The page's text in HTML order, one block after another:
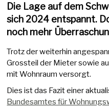
Die Lage auf dem
sich 2024 entspannt.
noch mehr
Trotz der weiterhin
Grossteil der Mieter sowie
mit Wohnraum versorgt.
Dies ist das Fazit einer
Bundesamtes für